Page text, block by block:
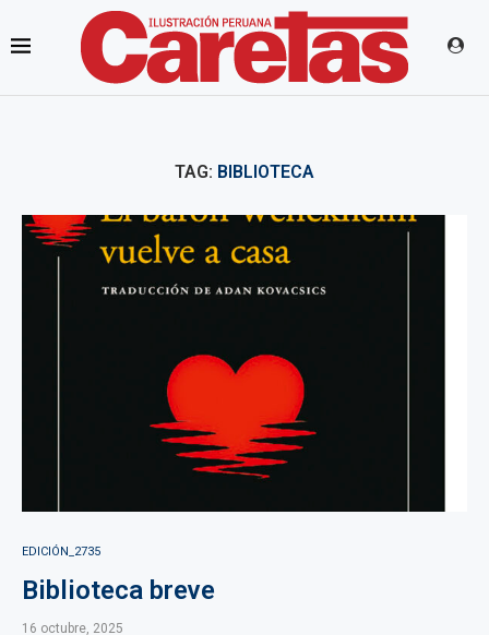
TAG: BIBLIOTECA
EDICIÓN_2735
Biblioteca breve
16 octubre, 2025